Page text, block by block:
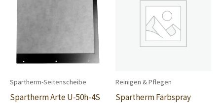
Spartherm-Seitenscheibe
Spartherm Arte U-50h-4S
Reinigen & Pflegen
Spartherm Farbspray